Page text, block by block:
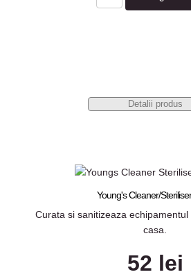
Detalii produs
Young's Cleaner/
Curata si sanitizeaza
casa.
52 lei